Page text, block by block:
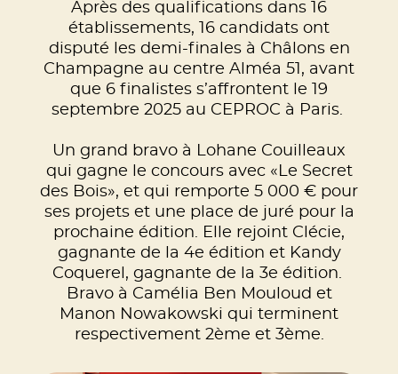
Après des qualifications dans 16
établissements, 16 candidats ont
disputé les demi-finales à Châlons en
Champagne au centre Alméa 51, avant
que 6 finalistes s’affrontent le 19
septembre 2025 au CEPROC à Paris.
Un grand bravo à Lohane Couilleaux
qui gagne le concours avec «Le Secret
des Bois», et qui remporte 5 000 € pour
ses projets et une place de juré pour la
prochaine édition. Elle rejoint Clécie,
gagnante de la 4e édition et Kandy
Coquerel, gagnante de la 3e édition.
Bravo à Camélia Ben Mouloud et
Manon Nowakowski qui terminent
respectivement 2ème et 3ème.